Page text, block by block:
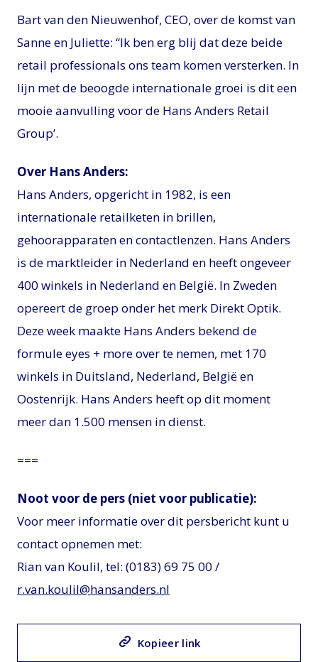
Bart van den Nieuwenhof, CEO, over de komst van
Sanne en Juliette: “Ik ben erg blij dat deze beide
retail professionals ons team komen versterken. In
lijn met de beoogde internationale groei is dit een
mooie aanvulling voor de Hans Anders Retail
Group’.
Over Hans Anders:
Hans Anders, opgericht in 1982, is een
internationale retailketen in brillen,
gehoorapparaten en contactlenzen. Hans Anders
is de marktleider in Nederland en heeft ongeveer
400 winkels in Nederland en België. In Zweden
opereert de groep onder het merk Direkt Optik.
Deze week maakte Hans Anders bekend de
formule eyes + more over te nemen, met 170
winkels in Duitsland, Nederland, België en
Oostenrijk. Hans Anders heeft op dit moment
meer dan 1.500 mensen in dienst.
===
Noot voor de pers (niet voor publicatie):
Voor meer informatie over dit persbericht kunt u
contact opnemen met:
Rian van Koulil, tel: (0183) 69 75 00 /
r.van.koulil@hansanders.nl
Kopieer link